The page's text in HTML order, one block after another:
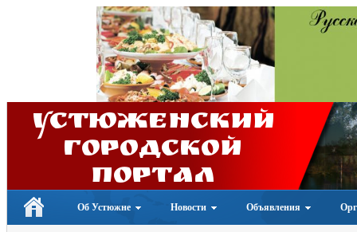
Устюженский
Городской
портал
Об Устюжне Новости Объявления